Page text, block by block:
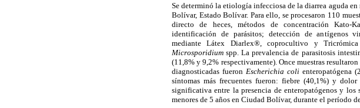
Se determinó la etiología infecciosa de la diarrea aguda en
Bolívar, Estado Bolívar. Para ello, se procesaron 110
directo de heces, métodos de concentración Kato-
identificación de parásitos; detección de antígenos
mediante Látex Diarlex®, coprocultivo y
Microsporidium spp. La prevalencia de parasitosis
(11,8% y 9,2% respectivamente). Once muestras
diagnosticadas fueron Escherichia colienteropatógena
síntomas más frecuentes fueron: fiebre (40,1%) y
significativa entre la presencia de enteropatógenos y
menores de 5 años en Ciudad Bolívar, durante el período